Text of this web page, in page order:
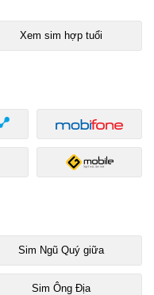
Xem sim hợp tuổi
Sim Ngũ Quý giữa
Sim Ông Địa